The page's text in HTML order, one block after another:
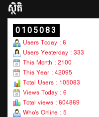
ស្ថិតិ
0105083
Users Today : 6
Users Yesterday : 333
This Month : 2100
This Year : 42095
Total Users : 105083
Views Today : 6
Total views : 604869
Who's Online : 5